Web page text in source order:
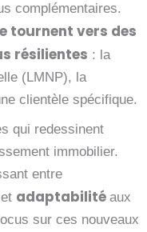
complémentaires.
tournent vers des
résilientes : la
(LMNP), la
clientèle spécifique.
qui redessinent
immobilier.
entre
et adaptabilité aux
sur ces nouveaux